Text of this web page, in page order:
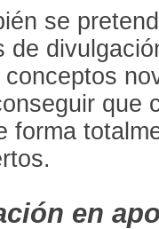
se
de
que
forma
en